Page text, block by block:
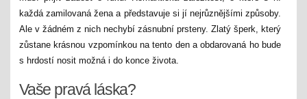
každá zamilovaná žena a představuje si jí nejrůznějšími způsoby.
Ale v žádném z nich nechybí zásnubní prsteny. Zlatý šperk, který
zůstane krásnou vzpomínkou na tento den a obdarovaná ho bude
s hrdostí nosit možná i do konce života.
Vaše pravá láska?